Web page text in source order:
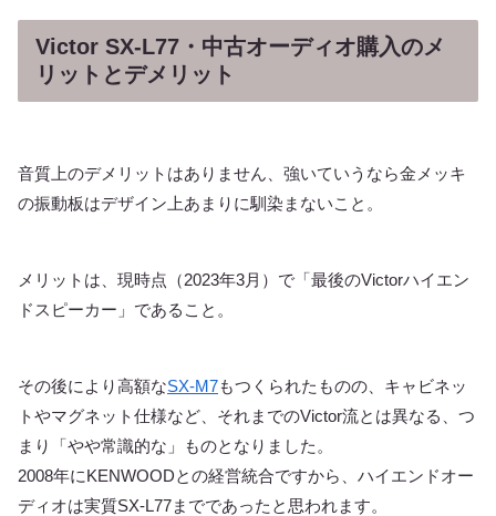
Victor SX-L77・中古オーディオ購入のメ
リットとデメリット
音質上のデメリットはありません、強いていうなら金メッキ
の振動板はデザイン上あまりに馴染まないこと。
メリットは、現時点（2023年3月）で「最後のVictorハイエン
ドスピーカー」であること。
その後により高額なSX-M7もつくられたものの、キャビネッ
トやマグネット仕様など、それまでのVictor流とは異なる、つ
まり「やや常識的な」ものとなりました。
2008年にKENWOODとの経営統合ですから、ハイエンドオー
ディオは実質SX-L77までであったと思われます。